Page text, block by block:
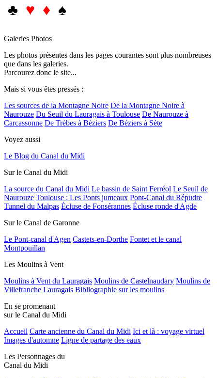
♣ ♥ ♦ ♠
Galeries Photos
Les photos présentes dans les pages courantes sont plus nombreuses
que dans les galeries.
Parcourez donc le site...
Mais si vous êtes pressés :
Les sources de la Montagne Noire De la Montagne Noire à
Naurouze Du Seuil du Lauragais à Toulouse De Naurouze à
Carcassonne De Trèbes à Béziers De Béziers à Sète
Voyez aussi
Le Blog du Canal du Midi
Sur le Canal du Midi
La source du Canal du Midi Le bassin de Saint Ferréol Le Seuil de
Naurouze Toulouse : Les Ponts jumeaux Pont-Canal du Répudre
Tunnel du Malpas Écluse de Fonsérannes Écluse ronde d'Agde
Sur le Canal de Garonne
Le Pont-canal d'Agen Castets-en-Dorthe Fontet et le canal
Montpouillan
Les Moulins à Vent
Moulins à Vent du Lauragais Moulins de Castelnaudary Moulins de
Villefranche Lauragais Bibliographie sur les moulins
En se promenant
sur le Canal du Midi
Accueil Carte ancienne du Canal du Midi Ici et là : voyage virtuel
Images d'automne Ligne de partage des eaux
Les Personnages du
Canal du Midi